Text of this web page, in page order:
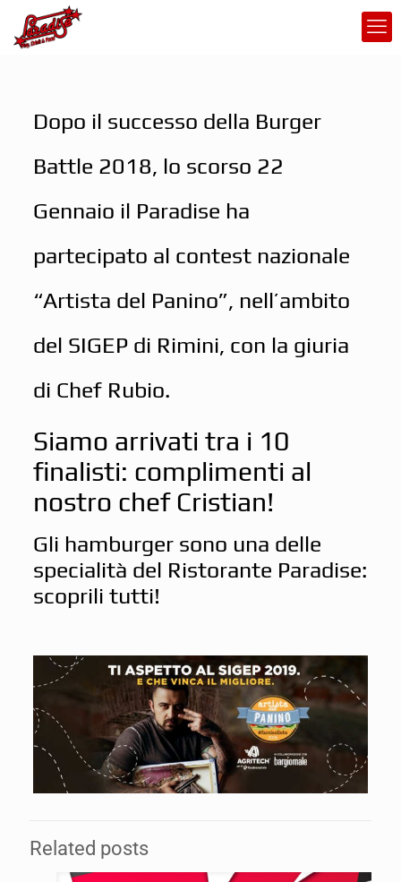
Dopo il successo della Burger
Battle 2018, lo scorso 22
Gennaio il Paradise ha
partecipato al contest nazionale
“Artista del Panino”, nell’ambito
del SIGEP di Rimini, con la giuria
di Chef Rubio.
Siamo arrivati tra i 10
finalisti: complimenti al
nostro chef Cristian!
Gli hamburger sono una delle
specialità del Ristorante Paradise:
scoprili tutti!
Related posts